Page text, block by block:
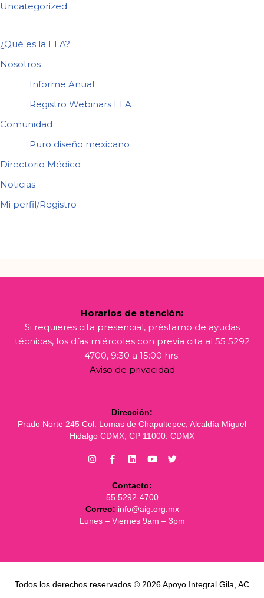
Uncategorized
¿Qué es la ELA?
Nosotros
Informe Anual
Registro Webinars ELA
Comunidad
Puro diseño mexicano
Directorio Médico
Noticias
Mi perfil/Registro
Horarios de atención:
Si requieres cita presencial, préstamo de ayudas
técnicas, los días miércoles con previa cita al 55 5292
4700, 9:30 a 15:00 hrs.
Aviso de privacidad
Dirección:
Prado Norte 245 Col. Lomas de Chapultepec, Alcaldía Miguel
Hidalgo CDMX, CP 11000. CDMX
Contacto:
55 5292-4700
Correo: info@aig.org.mx
Lunes – Viernes 9am – 3pm
Todos los derechos reservados © 2026 Apoyo Integral Gila, AC